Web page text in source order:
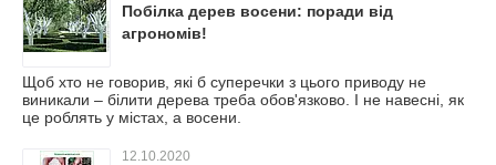
Побілка дерев восени: поради від
агрономів!
Щоб хто не говорив, які б суперечки з цього приводу не
виникали – білити дерева треба обов'язково. І не навесні, як
це роблять у містах, а восени.
12.10.2020